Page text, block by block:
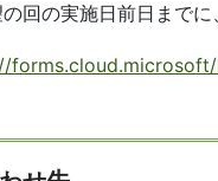
回の実施日前日まで
forms.cloud.microsoft/